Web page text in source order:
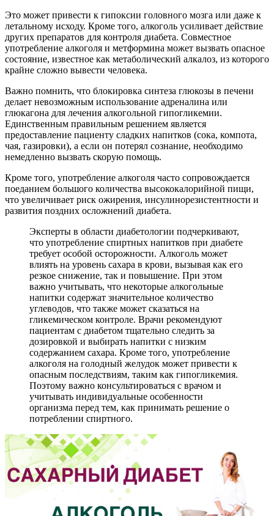
Это может привести к гипоксии головного мозга или даже к
летальному исходу. Кроме того, алкоголь усиливает действие
других препаратов для контроля диабета. Совместное
употребление алкоголя и метформина может вызвать опасное
состояние, известное как метаболический алкалоз, из которого
крайне сложно вывести человека.
Важно помнить, что блокировка синтеза глюкозы в печени
делает невозможным использование адреналина или
глюкагона для лечения алкогольной гипогликемии.
Единственным правильным решением является
предоставление пациенту сладких напитков (сока, компота,
чая, газировки), а если он потерял сознание, необходимо
немедленно вызвать скорую помощь.
Кроме того, употребление алкоголя часто сопровождается
поеданием большого количества высококалорийной пищи,
что увеличивает риск ожирения, инсулинорезистентности и
развития поздних осложнений диабета.
Эксперты в области диабетологии подчеркивают,
что употребление спиртных напитков при диабете
требует особой осторожности. Алкоголь может
влиять на уровень сахара в крови, вызывая как его
резкое снижение, так и повышение. При этом
важно учитывать, что некоторые алкогольные
напитки содержат значительное количество
углеводов, что также может сказаться на
гликемическом контроле. Врачи рекомендуют
пациентам с диабетом тщательно следить за
дозировкой и выбирать напитки с низким
содержанием сахара. Кроме того, употребление
алкоголя на голодный желудок может привести к
опасным последствиям, таким как гипогликемия.
Поэтому важно консультироваться с врачом и
учитывать индивидуальные особенности
организма перед тем, как принимать решение о
потреблении спиртного.